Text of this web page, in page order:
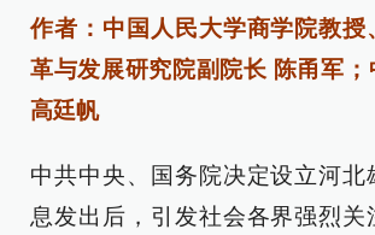
作者：中国人民大学商学院教授
革与发展研究院副院长 陈甬军
高廷帆
中共中央、国务院决定设立河北
息发出后，引发社会各界强烈关